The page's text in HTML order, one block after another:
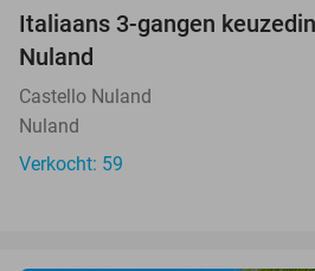
Italiaans 3-gangen
Nuland
Castello Nuland
Nuland
Verkocht: 59